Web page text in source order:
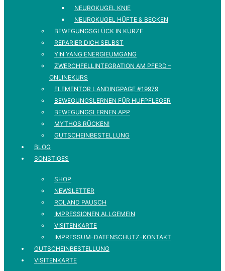
NEUROKUGEL KNIE
NEUROKUGEL HÜFTE & BECKEN
BEWEGUNGSGLÜCK IN KÜRZE
REPARIER DICH SELBST
YIN YANG ENERGIEUMGANG
ZWERCHFELLINTEGRATION AM PFERD –
ONLINEKURS
ELEMENTOR LANDINGPAGE #19979
BEWEGUNGSLERNEN FÜR HUFPFLEGER
BEWEGUNGSLERNEN APP
MYTHOS RÜCKEN!
GUTSCHEINBESTELLUNG
BLOG
SONSTIGES
SHOP
NEWSLETTER
ROLAND PAUSCH
IMPRESSIONEN ALLGEMEIN
VISITENKARTE
IMPRESSUM-DATENSCHUTZ-KONTAKT
GUTSCHEINBESTELLUNG
VISITENKARTE